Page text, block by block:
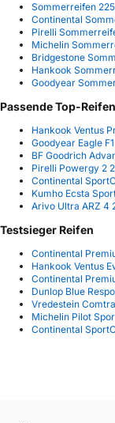
Sommerreifen
Continental
Pirelli
Michelin
Bridgestone
Hankook
Goodyear
Passende Top-Reifen
Hankook Ventus
Goodyear Eagle
BF Goodrich
Pirelli Powergy 2
Continental
Kumho Ecsta
Arivo Ultra ARZ 4
Testsieger Reifen
Continental
Hankook Ventus
Continental
Dunlop Blue
Vredestein
Michelin Pilot
Continental